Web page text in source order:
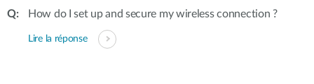
How do I set up and secure my wireless connection ?
Lire la réponse